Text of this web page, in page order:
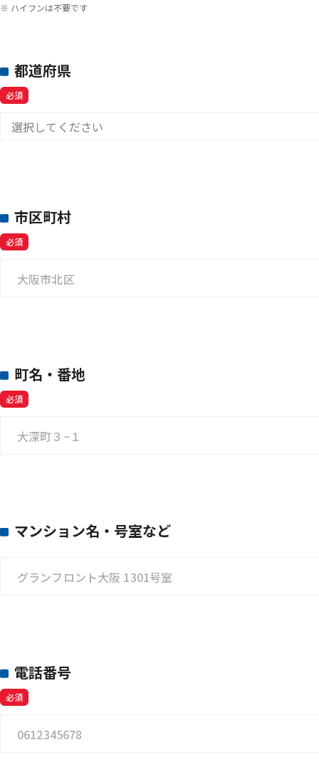
※ ハイフンは不要です
都道府県
必須
選択してください
市区町村
必須
町名・番地
必須
マンション名・号室など
電話番号
必須